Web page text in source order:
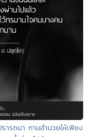
ารถนา กามอำนวยให้เพียง